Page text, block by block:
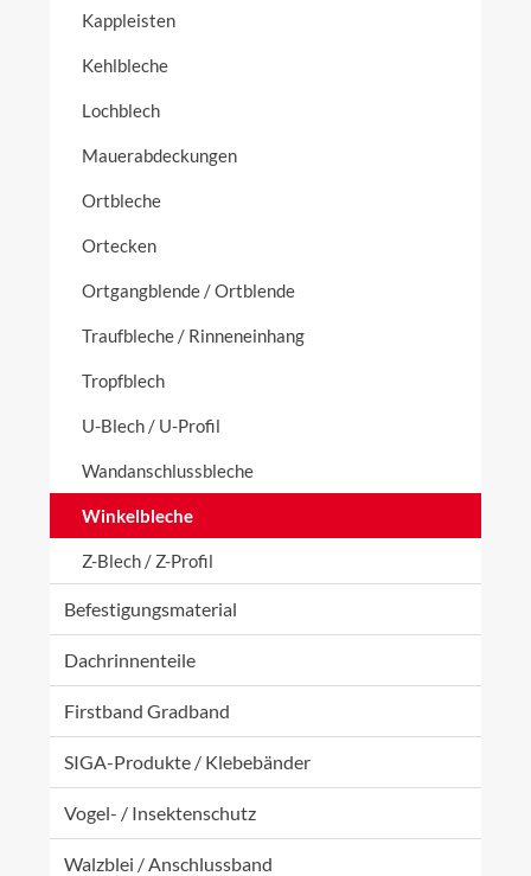
Kappleisten
Kehlbleche
Lochblech
Mauerabdeckungen
Ortbleche
Ortecken
Ortgangblende / Ortblende
Traufbleche / Rinneneinhang
Tropfblech
U-Blech / U-Profil
Wandanschlussbleche
Winkelbleche
Z-Blech / Z-Profil
Befestigungsmaterial
Dachrinnenteile
Firstband Gradband
SIGA-Produkte / Klebebänder
Vogel- / Insektenschutz
Walzblei / Anschlussband